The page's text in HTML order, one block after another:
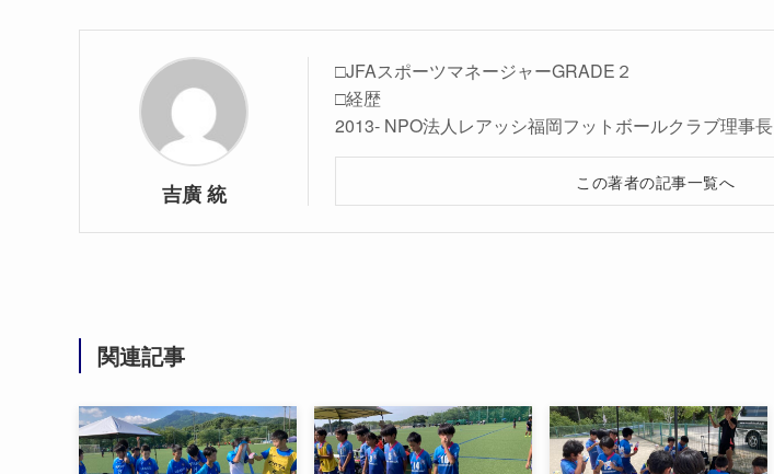
吉廣 統
□JFAスポーツマネージャーGRADE２
□経歴
2013- NPO法人レアッシ福岡フットボールクラブ理事長
この著者の記事一覧へ
関連記事